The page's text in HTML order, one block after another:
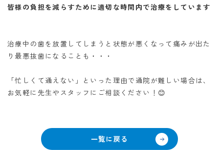
皆様の負担を減らすために適切な時間内で治療をしています
治療中の歯を放置してしまうと 状態が悪くなって痛みが出た
り 最悪抜歯になることも・・・
「忙しくて通えない」といった理由で通院が難しい場合は、
お気軽に先生やスタッフに ご相談ください！😊
一覧に戻る